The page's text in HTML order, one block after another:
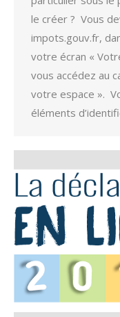
le créer ? Vous
impots.gouv.fr,
votre écran «
vous accédez au
votre espace ».
éléments